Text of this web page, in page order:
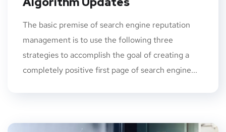
The basic premise of search engine reputation
management is to use the following three
strategies to accomplish the goal of creating a
completely positive first page of search engine...